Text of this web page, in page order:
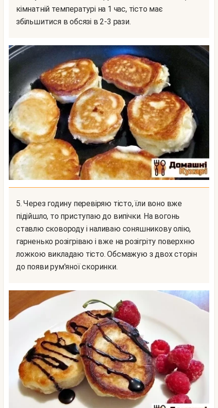
кімнатній температурі на 1 час, тісто має
збільшитися в обсязі в 2-3 рази.
5. Через годину перевіряю тісто, їли воно вже
підійшло, то приступаю до випічки. На вогонь
ставлю сковороду і наливаю соняшникову олію,
гарненько розігріваю і вже на розігріту поверхню
ложкою викладаю тісто. Обсмажую з двох сторін
до появи рум'яної скоринки.